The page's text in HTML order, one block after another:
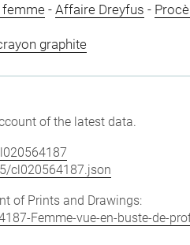
femme- Affaire Dreyfus -
graphite
of the latest data.
cl020564187.json
of Prints and Drawings:
Femme-vue-en-buste-de-